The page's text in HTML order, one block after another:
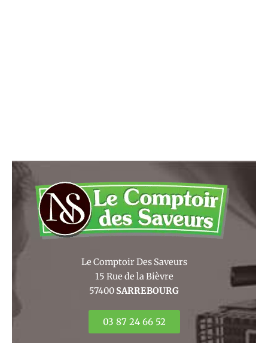
Le Comptoir Des Saveurs
15 Rue de la Bièvre
57400 SARREBOURG
03 87 24 66 52